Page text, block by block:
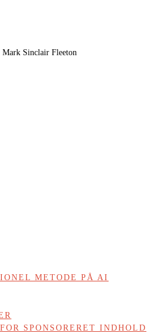
Mark Sinclair Fleeton
METODE PÅ AI
SPONSORERET INDHOLD